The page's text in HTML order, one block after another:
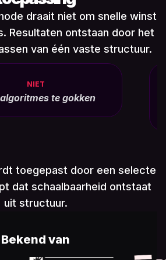
draait niet om snelle winst
Resultaten ontstaan door het
van één vaste structuur.
NIET
te gokken
toegepast door een selecte
dat schaalbaarheid ontstaat
uit structuur.
Bekend van